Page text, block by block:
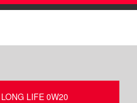
LIFE 0W20